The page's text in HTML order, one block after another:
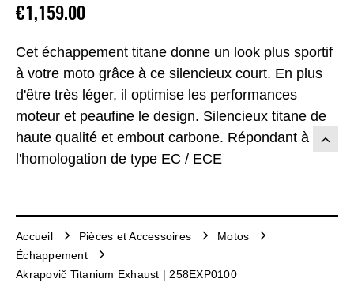
Cet échappement titane donne un look plus sportif
à votre moto grâce à ce silencieux court. En plus
d'être très léger, il optimise les performances
moteur et peaufine le design. Silencieux titane de
haute qualité et embout carbone. Répondant à
l'homologation de type EC / ECE
€1,159.00
Accueil Pièces et Accessoires
Motos
Échappement
Akrapovič Titanium Exhaust | 258EXP0100